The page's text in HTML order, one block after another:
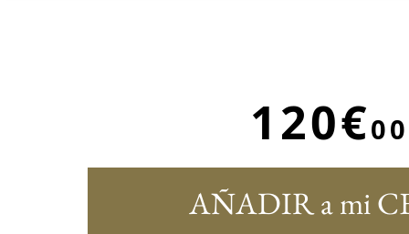
120€00
AÑADIR a mi